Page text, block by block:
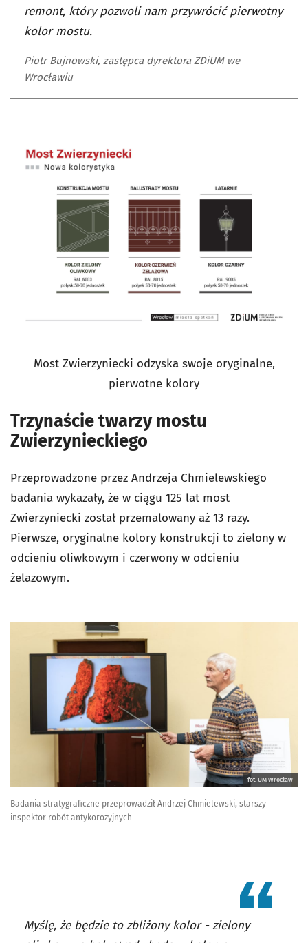
remont, który pozwoli nam przywrócić pierwotny
kolor mostu.
Piotr Bujnowski, zastępca dyrektora ZDiUM we
Wrocławiu
Most Zwierzyniecki odzyska swoje oryginalne,
pierwotne kolory
Trzynaście twarzy mostu
Zwierzynieckiego
Przeprowadzone przez Andrzeja Chmielewskiego
badania wykazały, że w ciągu 125 lat most
Zwierzyniecki został przemalowany aż 13 razy.
Pierwsze, oryginalne kolory konstrukcji to zielony w
odcieniu oliwkowym i czerwony w odcieniu
żelazowym.
fot. UM Wrocław
Badania stratygraficzne przeprowadził Andrzej Chmielewski, starszy
inspektor robót antykorozyjnych
Myślę, że będzie to zbliżony kolor - zielony